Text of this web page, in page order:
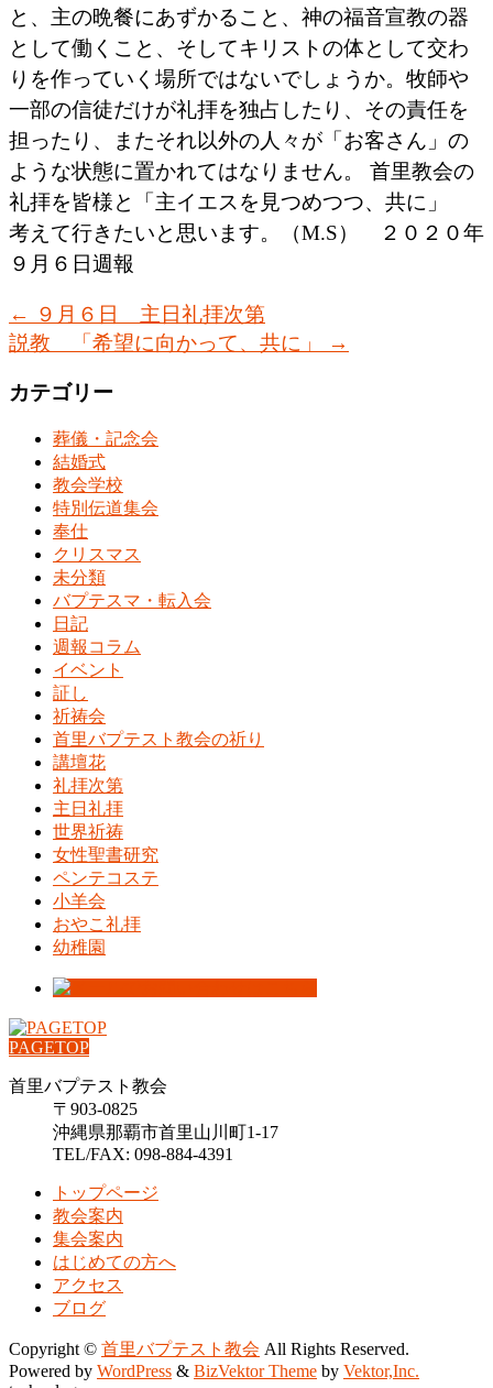
と、主の晩餐にあずかること、神の福音宣教の器
として働くこと、そしてキリストの体として交わ
りを作っていく場所ではないでしょうか。牧師や
一部の信徒だけが礼拝を独占したり、その責任を
担ったり、またそれ以外の人々が「お客さん」の
ような状態に置かれてはなりません。 首里教会の
礼拝を皆様と「主イエスを見つめつつ、共に」
考えて行きたいと思います。（M.S） ２０２０年
９月６日週報
← ９月６日 主日礼拝次第
説教 「希望に向かって、共に」
→
カテゴリー
葬儀・記念会
結婚式
教会学校
特別伝道集会
奉仕
クリスマス
未分類
バプテスマ・転入会
日記
週報コラム
イベント
証し
祈祷会
首里バプテスト教会の祈り
講壇花
礼拝次第
主日礼拝
世界祈祷
女性聖書研究
ペンテコステ
小羊会
おやこ礼拝
幼稚園
PAGETOP
首里バプテスト教会
〒903-0825
沖縄県那覇市首里山川町1-17
TEL/FAX: 098-884-4391
トップページ
教会案内
集会案内
はじめての方へ
アクセス
ブログ
Copyright © 首里バプテスト教会 All Rights Reserved.
Powered by WordPress & BizVektor Theme by Vektor,Inc.